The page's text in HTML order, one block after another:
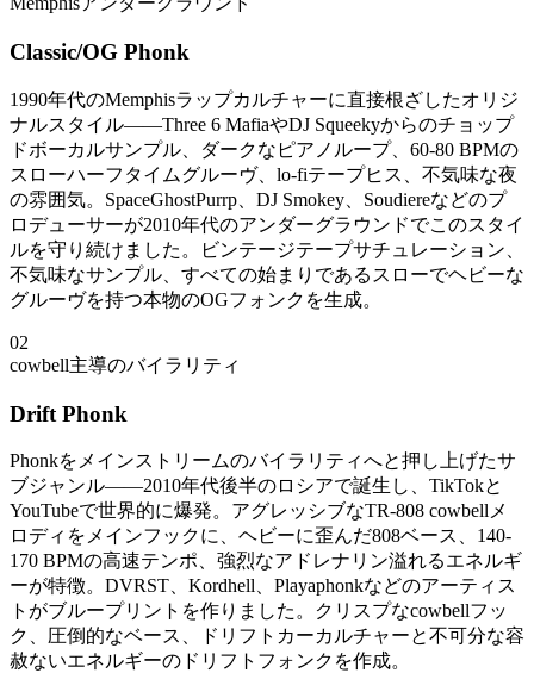
Classic/OG Phonk
1990年代のMemphisラップカルチャーに直接根ざしたオリジ
ナルスタイル——Three 6 MafiaやDJ Squeekyからのチョップ
ドボーカルサンプル、ダークなピアノループ、60-80 BPMの
スローハーフタイムグルーヴ、lo-fiテープヒス、不気味な夜
の雰囲気。SpaceGhostPurrp、DJ Smokey、Soudiereなどのプ
ロデューサーが2010年代のアンダーグラウンドでこのスタイ
ルを守り続けました。ビンテージテープサチュレーション、
不気味なサンプル、すべての始まりであるスローでヘビーな
グルーヴを持つ本物のOGフォンクを生成。
02
cowbell主導のバイラリティ
Drift Phonk
Phonkをメインストリームのバイラリティへと押し上げたサ
ブジャンル——2010年代後半のロシアで誕生し、TikTokと
YouTubeで世界的に爆発。アグレッシブなTR-808 cowbellメ
ロディをメインフックに、ヘビーに歪んだ808ベース、140-
170 BPMの高速テンポ、強烈なアドレナリン溢れるエネルギ
ーが特徴。DVRST、Kordhell、Playaphonkなどのアーティス
トがブループリントを作りました。クリスプなcowbellフッ
ク、圧倒的なベース、ドリフトカーカルチャーと不可分な容
赦ないエネルギーのドリフトフォンクを作成。